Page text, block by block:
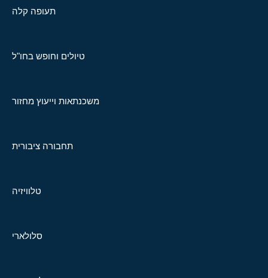
תעופה קלה
טיולים וחופש בחו"ל
משכנתאות וייעוץ מחזור
תחבורה ציבורית
טלוויזיה
סלולארי